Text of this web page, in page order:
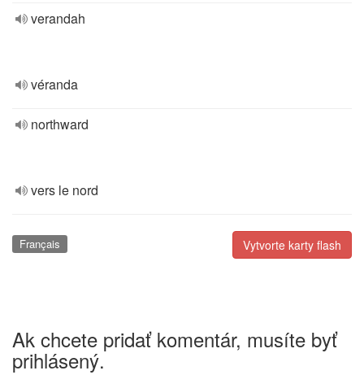
verandah
véranda
northward
vers le nord
Vytvorte karty flash
Français
Ak chcete pridať komentár, musíte byť
prihlásený.